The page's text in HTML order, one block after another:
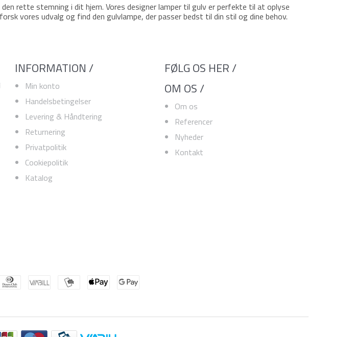
rette stemning i dit hjem. Vores designer lamper til gulv er perfekte til at oplyse
vores udvalg og find den gulvlampe, der passer bedst til din stil og dine behov.
INFORMATION /
Min konto
Handelsbetingelser
Levering & Håndtering
Returnering
Privatpolitik
Cookiepolitik
Katalog
FØLG OS HER /
OM OS /
Om os
Referencer
Nyheder
Kontakt